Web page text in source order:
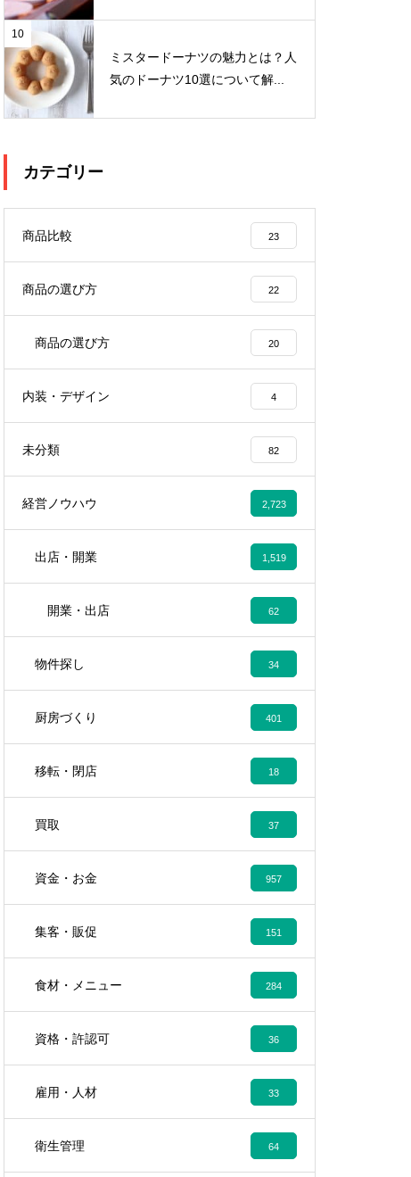
10
ミスタードーナツの魅力とは？人
気のドーナツ10選について解...
カテゴリー
商品比較 23
商品の選び方 22
商品の選び方 20
内装・デザイン 4
未分類 82
経営ノウハウ 2,723
出店・開業 1,519
開業・出店 62
物件探し 34
厨房づくり 401
移転・閉店 18
買取 37
資金・お金 957
集客・販促 151
食材・メニュー 284
資格・許認可 36
雇用・人材 33
衛生管理 64